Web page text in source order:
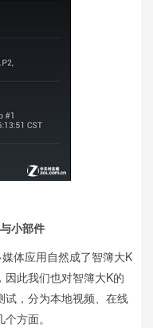
小部件
体应用自然成了智簿大K
此我们也对智簿大K的
试，分为本地视频、在线
方面。